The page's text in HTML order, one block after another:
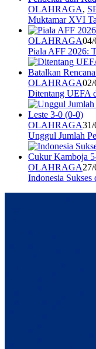
OLAHRAGA,
Muktamar XVI
OLAHRAGA04/
Piala AFF 2026:
OLAHRAGA02/
Ditentang UEFA
OLAHRAGA31/
Unggul Jumlah
OLAHRAGA
Indonesia